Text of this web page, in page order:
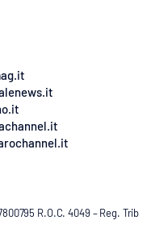
R.O.C. 4049 – Reg. Trib